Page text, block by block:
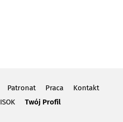
Patronat Praca
Kontakt
ISOK Twój Profil